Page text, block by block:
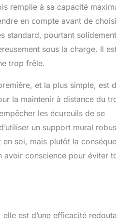
remplie à sa capacité
en compte avant de
standard, pourtant solidement
sous la charge. Il
trop frêle.
et la plus simple, est
la maintenir à distance du
les écureuils de se
un support mural
soi, mais plutôt la
avoir conscience pour éviter
est d’une efficacité